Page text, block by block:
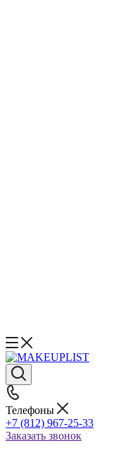
Телефоны
+7 (812) 967-25-33
Заказать звонок